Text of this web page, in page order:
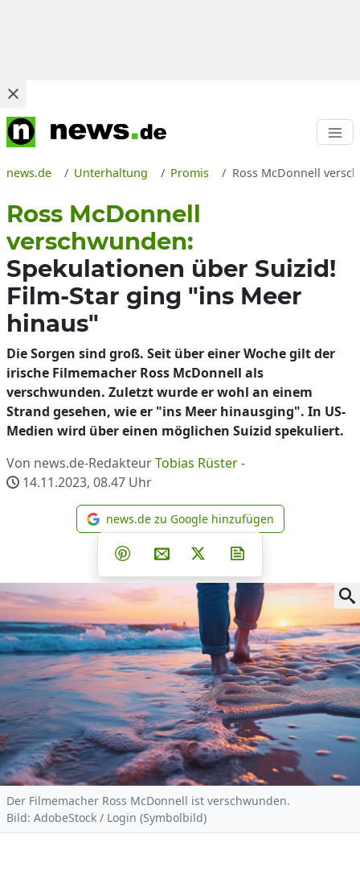
news.de Unterhaltung Promis Ross McDonnell
Ross McDonnell
verschwunden:
Spekulationen über Suizid!
Film-Star ging "ins Meer
hinaus"
Die Sorgen sind groß. Seit über einer Woche gilt der
irische Filmemacher Ross McDonnell als
verschwunden. Zuletzt wurde er wohl an einem
Strand gesehen, wie er "ins Meer hinausging". In US-
Medien wird über einen möglichen Suizid spekuliert.
Von news.de-RedakteurTobias Rüster-
14.11.2023, 08.47 Uhr
news.de zu Google
news.de zu Google hinzufügen
Teilen auf Facebook
Teilen auf Whatsapp
Teilen auf Telegram
Teilen auf Pinterest
Per E-Mail teilen
Post auf X
Der Filmemacher Ross McDonnell ist verschwunden.
Bild: AdobeStock / Login (Symbolbild)